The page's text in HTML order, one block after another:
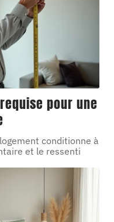
pour une
conditionne à
et le ressenti